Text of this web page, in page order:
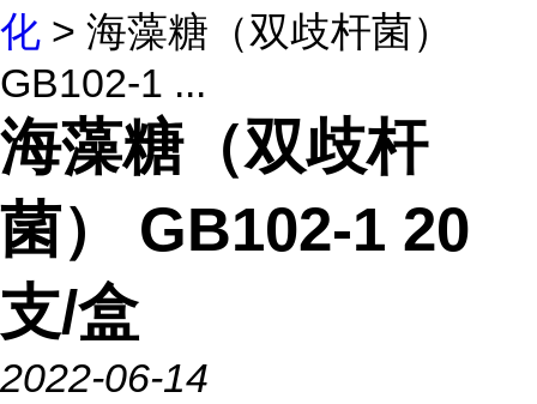
化 > 海藻糖（双歧杆菌）
GB102-1 ...
海藻糖（双歧杆
菌） GB102-1 20
支/盒
2022-06-14